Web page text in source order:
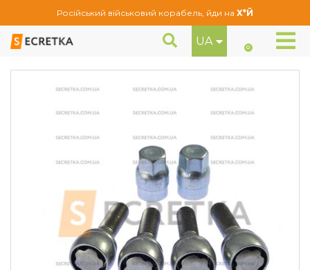
Російський військовий корабель, йди на Х*Й
UA 0
Секретне кріплення Болти секретні Farad М12Х1, 5Х33 Конус (AN133)